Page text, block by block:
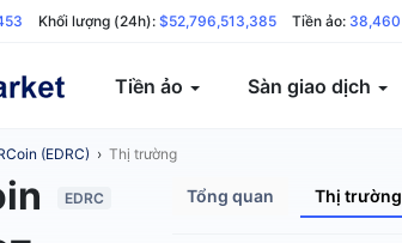
Khối lượng (24h): $52,796,513,385 Tiền ảo: 38,460
Tiền ảo Sàn giao dịch
(EDRC) › Thị trường
EDRC Tổng quan Thị trường